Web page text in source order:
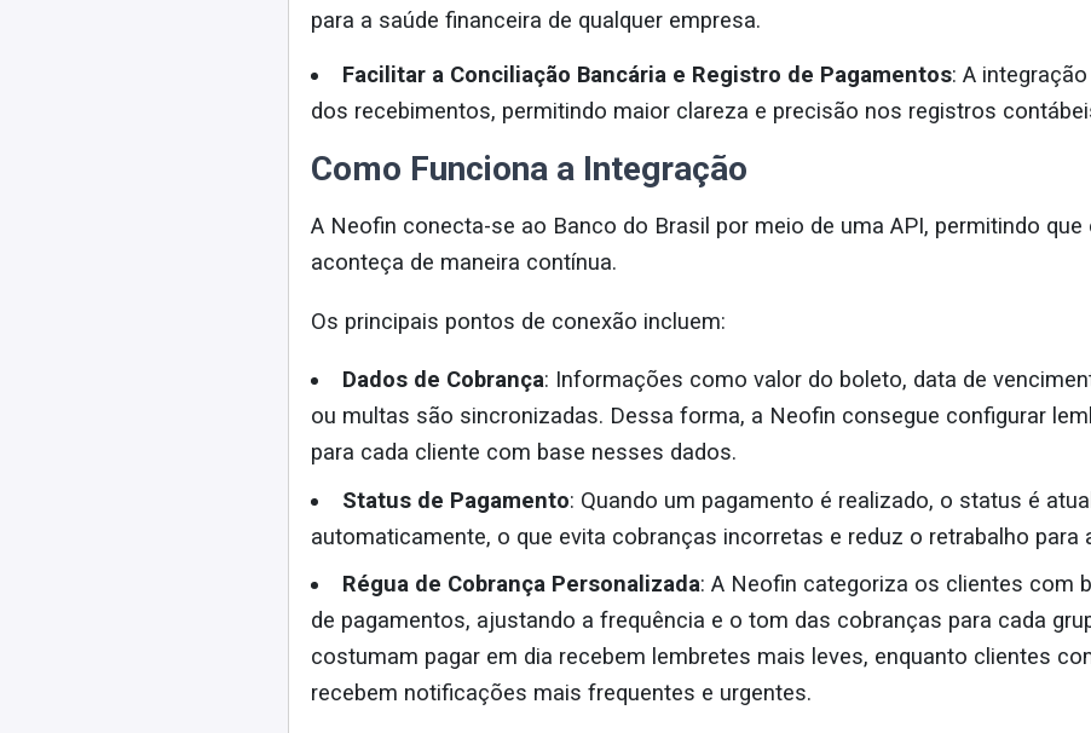
para a saúde financeira de qualquer empresa.
Facilitar a Conciliação Bancária e Registro de Pagamentos: A
dos recebimentos, permitindo maior clareza e precisão nos registros
Como Funciona a Integração
A Neofin conecta-se ao Banco do Brasil por meio de uma API, permitindo
aconteça de maneira contínua.
Os principais pontos de conexão incluem:
Dados de Cobrança: Informações como valor do boleto, data de
ou multas são sincronizadas. Dessa forma, a Neofin consegue configurar
para cada cliente com base nesses dados.
Status de Pagamento: Quando um pagamento é realizado, o status é
automaticamente, o que evita cobranças incorretas e reduz o retrabalho para
Régua de Cobrança Personalizada: A Neofin categoriza os clientes com
de pagamentos, ajustando a frequência e o tom das cobranças para cada
costumam pagar em dia recebem lembretes mais leves, enquanto clientes
recebem notificações mais frequentes e urgentes.